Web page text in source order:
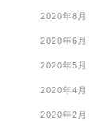
2020年8月
2020年6月
2020年5月
2020年4月
2020年2月